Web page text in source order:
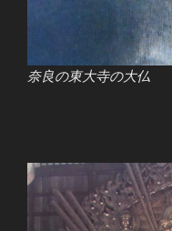
奈良の東大寺の大仏